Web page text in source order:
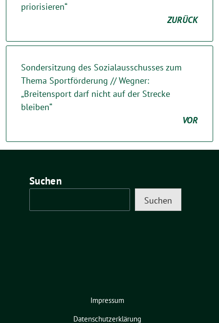
priorisieren“
ZURÜCK
Sondersitzung des Sozialausschusses zum
Thema Sportförderung // Wegner:
„Breitensport darf nicht auf der Strecke
bleiben“
VOR
Suchen
Suchen
Impressum
Datenschutzerklärung